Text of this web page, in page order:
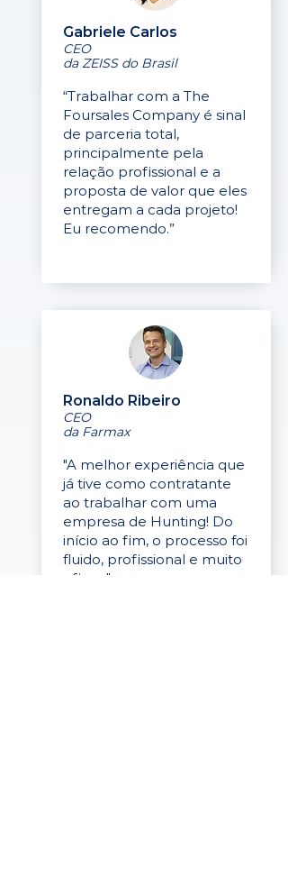
Gabriele Carlos
CEO
da ZEISS do Brasil
“Trabalhar com a The
Foursales Company é sinal
de parceria total,
principalmente pela
relação profissional e a
proposta de valor que eles
entregam a cada projeto!
Eu recomendo.”
Ronaldo Ribeiro
CEO
da Farmax
"A melhor experiência que
já tive como contratante
ao trabalhar com uma
empresa de Hunting! Do
início ao fim, o processo foi
fluido, profissional e muito
eficaz."